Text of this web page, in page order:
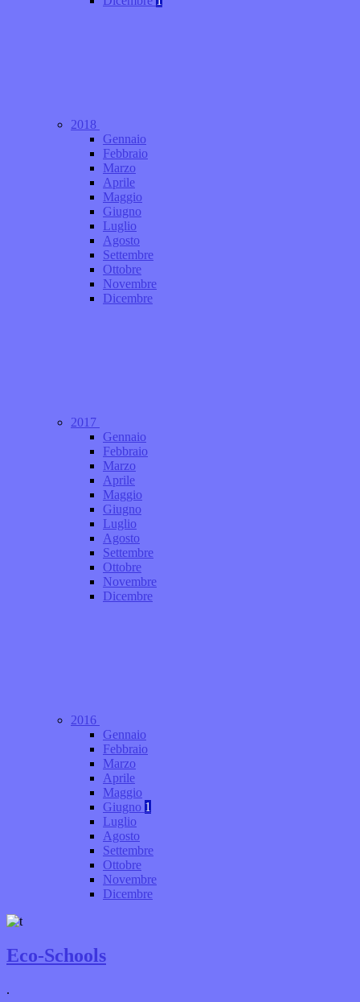
2018
Gennaio
Febbraio
Marzo
Aprile
Maggio
Giugno
Luglio
Agosto
Settembre
Ottobre
Novembre
Dicembre
2017
Gennaio
Febbraio
Marzo
Aprile
Maggio
Giugno
Luglio
Agosto
Settembre
Ottobre
Novembre
Dicembre
2016
Gennaio
Febbraio
Marzo
Aprile
Maggio
Giugno 1
Luglio
Agosto
Settembre
Ottobre
Novembre
Dicembre
Eco-Schools
.